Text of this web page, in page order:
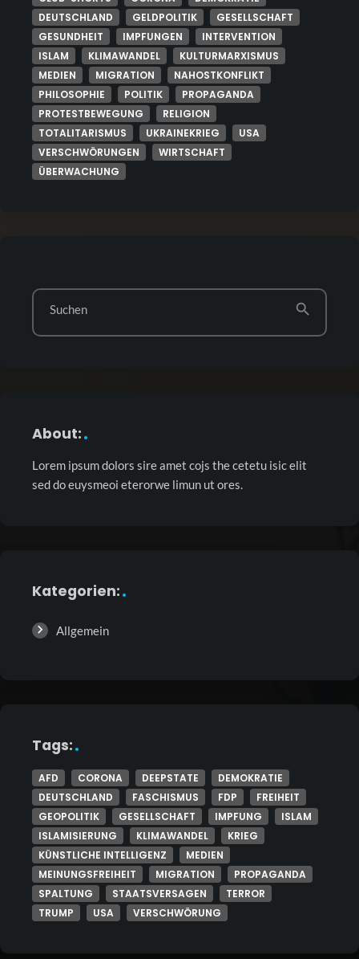
DEUTSCHLAND
GELDPOLITIK
GESELLSCHAFT
GESUNDHEIT
IMPFUNGEN
INTERVENTION
ISLAM
KLIMAWANDEL
KULTURMARXISMUS
MEDIEN
MIGRATION
NAHOSTKONFLIKT
PHILOSOPHIE
POLITIK
PROPAGANDA
PROTESTBEWEGUNG
RELIGION
TOTALITARISMUS
UKRAINEKRIEG
USA
VERSCHWÖRUNGEN
WIRTSCHAFT
ÜBERWACHUNG
Suchen search
About:
Lorem ipsum dolors sire amet cojs the cetetu isic elit
sed do euysmeoi eterorwe limun ut ores.
Kategorien:
Allgemein
Tags:
AFD CORONA DEEPSTATE
DEMOKRATIE
DEUTSCHLAND
FASCHISMUS FDP
FREIHEIT
GEOPOLITIK
GESELLSCHAFT IMPFUNG
ISLAM
ISLAMISIERUNG
KLIMAWANDEL
KRIEG
KÜNSTLICHE INTELLIGENZ
MEDIEN
MEINUNGSFREIHEIT
MIGRATION
PROPAGANDA
SPALTUNG
STAATSVERSAGEN
TERROR
TRUMP
USA VERSCHWÖRUNG